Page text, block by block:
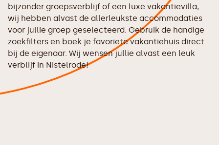
bijzonder groepsverblijf of een luxe vakantievilla,
wij hebben alvast de allerleukste accommodaties
voor jullie groep geselecteerd. Gebruik de handige
zoekfilters en boek je favoriete vakantiehuis direct
bij de eigenaar. Wij wensen jullie alvast een leuk
verblijf in Nistelrode!